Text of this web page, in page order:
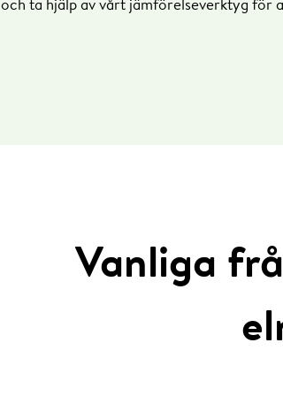
(0 kr i effektavgift*) dygnet runt
Vanliga